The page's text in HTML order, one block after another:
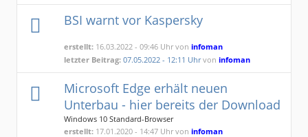
BSI warnt vor Kaspersky
erstellt: 16.03.2022 - 09:46 Uhr voninfoman
letzter Beitrag: 07.05.2022 - 12:11 Uhrvoninfoman
Microsoft Edge erhält neuen
Unterbau - hier bereits der Download
Windows 10 Standard-Browser
erstellt: 17.01.2020 - 14:47 Uhr voninfoman